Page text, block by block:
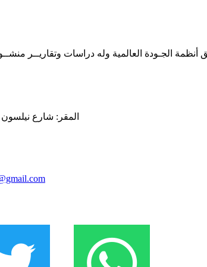
أنظمة الجـودة العالمية وله دراسات وتقاريــر